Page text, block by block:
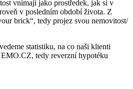
vnímají jako prostředek, jak si v
v posledním období života. Z
brick“, tedy projez svou nemovitost/
statistiku, na co naši klienti
tedy reverzní hypotéku